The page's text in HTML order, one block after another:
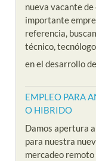
nueva vacante
importante
referencia,
técnico,
en el desarrollo de
EMPLEO PARA
O HIBRIDO
Damos apertura
para nuestra
mercadeo